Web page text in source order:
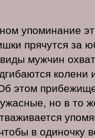
упоминание
прячутся за
мужчин
этом
но в то
в одиночку